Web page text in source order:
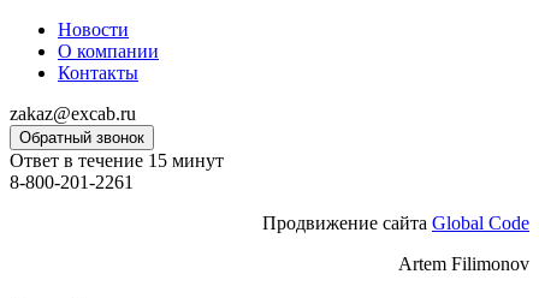
Новости
О компании
Контакты
zakaz@excab.ru
Обратный звонок
Ответ в течение 15 минут
8-800-201-2261
Продвижение сайта Global Code
Artem Filimonov